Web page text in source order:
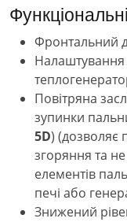
Фронтальний
Налаштування
Повітряна
зупинки
5D) (дозволяє
згоряння та
елементів
печі або
Знижений